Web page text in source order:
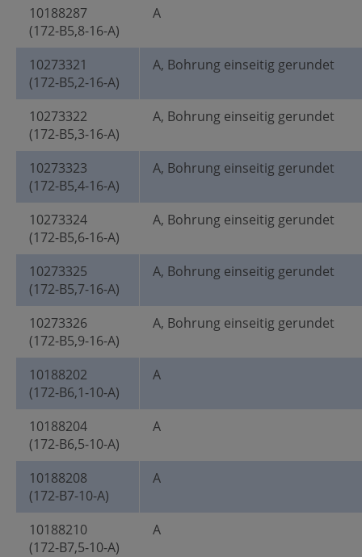
10188287
(172-B5,8-16-A)
A
10273321
(172-B5,2-16-A)
A, Bohrung einseitig gerundet
10273322
(172-B5,3-16-A)
A, Bohrung einseitig gerundet
10273323
(172-B5,4-16-A)
A, Bohrung einseitig gerundet
10273324
(172-B5,6-16-A)
A, Bohrung einseitig gerundet
10273325
(172-B5,7-16-A)
A, Bohrung einseitig gerundet
10273326
(172-B5,9-16-A)
A, Bohrung einseitig gerundet
10188202
(172-B6,1-10-A)
A
10188204
(172-B6,5-10-A)
A
10188208
(172-B7-10-A)
A
10188210
(172-B7,5-10-A)
A